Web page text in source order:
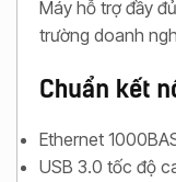
Máy hỗ trợ đầy
trường doanh
Chuẩn kết
Ethernet
USB 3.0 tốc độ